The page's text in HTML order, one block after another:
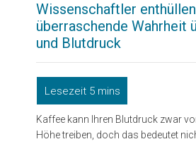
Wissenschaftler
überraschende Wahrheit
und Blutdruck
Kaffee kann Ihren Blutdruck zwar
Höhe treiben, doch das bedeutet